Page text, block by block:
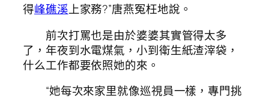
得峰礁溪上家務?”唐燕冤枉地說。
前次打罵也是由於婆婆其實管得太多
了，年夜到水電煤氣，小到衛生紙渣滓袋，
什么工作都要依照她的來。
“她每次來家里就像巡視員一樣，專門挑